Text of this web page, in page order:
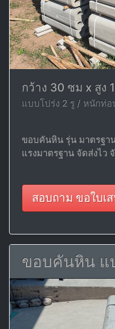
กว้าง 30 ซม x สูง
แบบโปร่ง 2 รู / หนักท่อ
ขอบคันหิน รุ่น มาตรฐา
แรงมาตรฐาน จัดส่งไว
สอบถาม ขอใบเ
ขอบคันหิน แ